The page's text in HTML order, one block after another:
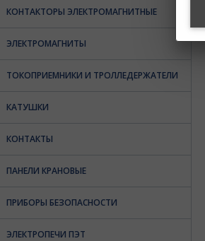
КОНТАКТОРЫ ЭЛЕКТРОМАГНИТНЫЕ
ЭЛЕКТРОМАГНИТЫ
ТОКОПРИЕМНИКИ И ТРОЛЛЕДЕРЖАТЕЛИ
КАТУШКИ
КОНТАКТЫ
ПАНЕЛИ КРАНОВЫЕ
ПРИБОРЫ БЕЗОПАСНОСТИ
ЭЛЕКТРОПЕЧИ ПЭТ